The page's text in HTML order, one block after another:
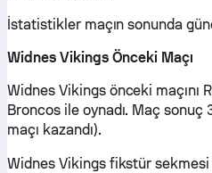
İstatistikler maçın sonunda
Widnes Vikings Önceki Maçı
Widnes Vikings önceki maçını
Broncos ile oynadı. Maç sonuç
maçı kazandı).
Widnes Vikings fikstür sekmesi